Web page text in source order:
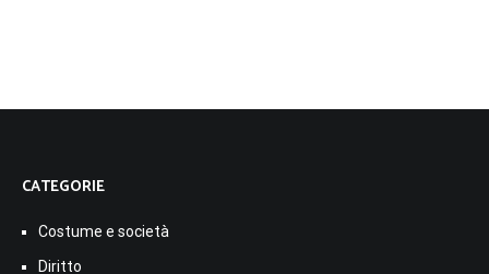
CATEGORIE
Costume e società
Diritto